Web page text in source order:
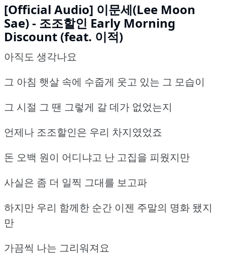
[Official Audio] 이문세(Lee Moon
Sae) - 조조할인 Early Morning
Discount (feat. 이적)
아직도 생각나요
그 아침 햇살 속에 수줍게 웃고 있는 그 모습이
그 시절 그 땐 그렇게 갈 데가 없었는지
언제나 조조할인은 우리 차지였었죠
돈 오백 원이 어디냐고 난 고집을 피웠지만
사실은 좀 더 일찍 그대를 보고파
하지만 우리 함께한 순간 이젠 주말의 명화 됐지
만
가끔씩 나는 그리워져요